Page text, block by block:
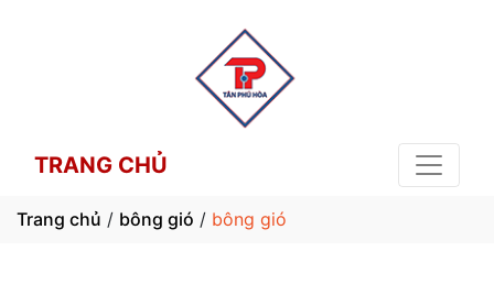
TRANG CHỦ
Trang chủ / bông gió / bông gió